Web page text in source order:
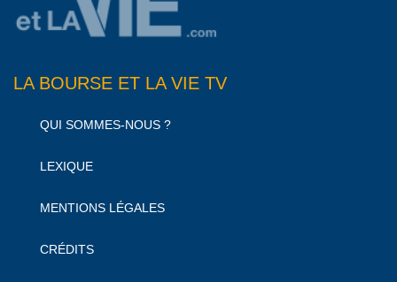
LA BOURSE ET LA VIE TV
QUI SOMMES-NOUS ?
LEXIQUE
MENTIONS LÉGALES
CRÉDITS